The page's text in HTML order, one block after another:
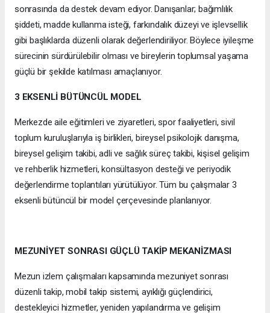
sonrasında da destek devam ediyor. Danışanlar; bağımlılık
şiddeti, madde kullanma isteği, farkındalık düzeyi ve işlevsellik
gibi başlıklarda düzenli olarak değerlendiriliyor. Böylece iyileşme
sürecinin sürdürülebilir olması ve bireylerin toplumsal yaşama
güçlü bir şekilde katılması amaçlanıyor.
3 EKSENLİ BÜTÜNCÜL MODEL
Merkezde aile eğitimleri ve ziyaretleri, spor faaliyetleri, sivil
toplum kuruluşlarıyla iş birlikleri, bireysel psikolojik danışma,
bireysel gelişim takibi, adli ve sağlık süreç takibi, kişisel gelişim
ve rehberlik hizmetleri, konsültasyon desteği ve periyodik
değerlendirme toplantıları yürütülüyor. Tüm bu çalışmalar 3
eksenli bütüncül bir model çerçevesinde planlanıyor.
MEZUNİYET SONRASI GÜÇLÜ TAKİP MEKANİZMASI
Mezun izlem çalışmaları kapsamında mezuniyet sonrası
düzenli takip, mobil takip sistemi, ayıklığı güçlendirici,
destekleyici hizmetler, yeniden yapılandırma ve gelişim